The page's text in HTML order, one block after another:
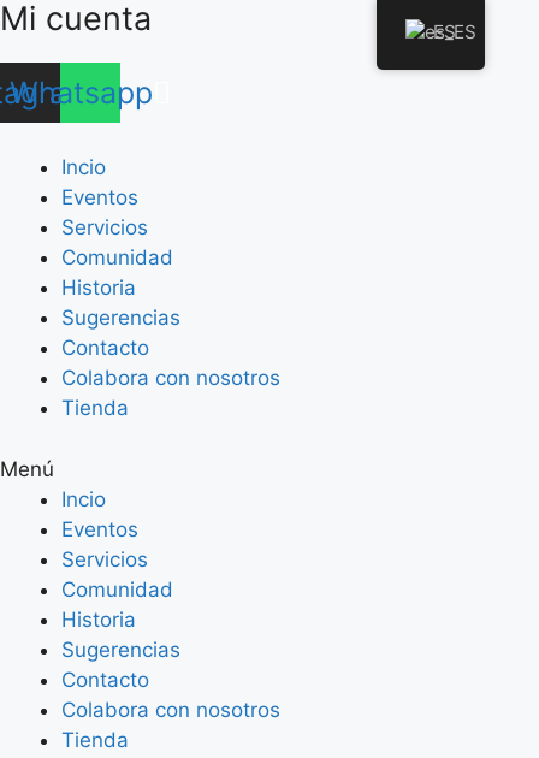
Saltar
Mi cuenta
Whatsapp
Incio
Eventos
Servicios
Comunidad
Historia
Sugerencias
Contacto
Colabora con nosotros
Tienda
Menú
Incio
Eventos
Servicios
Comunidad
Historia
Sugerencias
Contacto
Colabora con nosotros
Tienda
ES